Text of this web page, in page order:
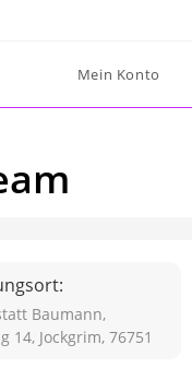
Mein Konto
Baumann,
14, Jockgrim, 76751